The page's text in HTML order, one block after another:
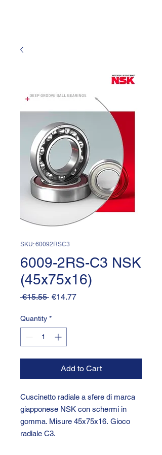
SKU: 60092RSC3
6009-2RS-C3 NSK
(45x75x16)
€15.55 Regular
€14.77Sale
Quantity *
Add to Cart
Cuscinetto radiale a sfere di marca
giapponese NSK con schermi in
gomma. Misure 45x75x16. Gioco
radiale C3.